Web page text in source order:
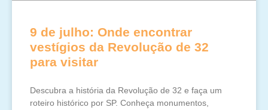
9 de julho: Onde encontrar
vestígios da Revolução de 32
para visitar
Descubra a história da Revolução de 32 e faça um
roteiro histórico por SP. Conheça monumentos,